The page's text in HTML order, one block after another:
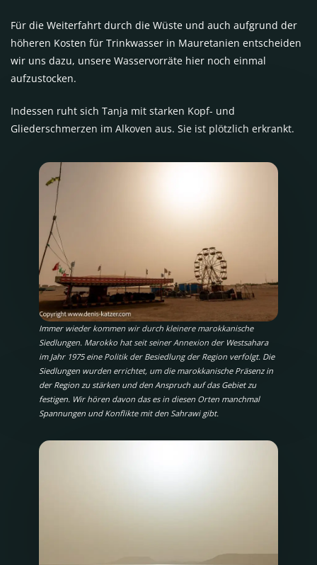
Für die Weiterfahrt durch die Wüste und auch aufgrund der
höheren Kosten für Trinkwasser in Mauretanien entscheiden
wir uns dazu, unsere Wasservorräte hier noch einmal
aufzustocken.
Indessen ruht sich Tanja mit starken Kopf- und
Gliederschmerzen im Alkoven aus. Sie ist plötzlich erkrankt.
Immer wieder kommen wir durch kleinere marokkanische
Siedlungen. Marokko hat seit seiner Annexion der Westsahara
im Jahr 1975 eine Politik der Besiedlung der Region verfolgt. Die
Siedlungen wurden errichtet, um die marokkanische Präsenz in
der Region zu stärken und den Anspruch auf das Gebiet zu
festigen. Wir hören davon das es in diesen Orten manchmal
Spannungen und Konflikte mit den Sahrawi gibt.